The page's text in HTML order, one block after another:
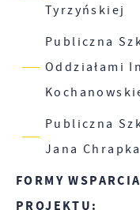
Tyrzyńskiej
Publiczna
Oddziałami
Publiczna
Jana
FORMY
PROJEKTU: